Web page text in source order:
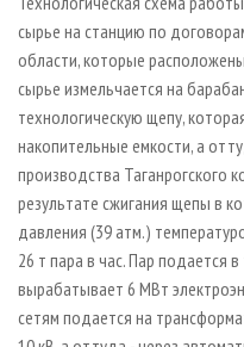
сырье на станцию по
области, которые
сырье измельчается на
технологическую щепу,
накопительные емкости, а
производства Таганрогского
результате сжигания щепы в
давления (39 атм.)
26 т пара в час. Пар подается
вырабатывает 6 МВт
сетям подается на